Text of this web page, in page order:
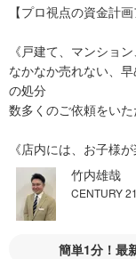
【プロ視点の資金計画
《戸建て、マンショ
なかなか売れない、
の処分
数多くのご依頼をいた
《店内には、お子様
竹内雄哉
CENTURY
簡単1分！最